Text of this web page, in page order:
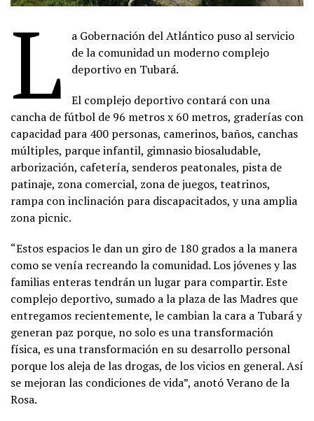
L
a Gobernación del Atlántico puso al servicio
de la comunidad un moderno complejo
deportivo en Tubará.
El complejo deportivo contará con una
cancha de fútbol de 96 metros x 60 metros, graderías con
capacidad para 400 personas, camerinos, baños, canchas
múltiples, parque infantil, gimnasio biosaludable,
arborización, cafetería, senderos peatonales, pista de
patinaje, zona comercial, zona de juegos, teatrinos,
rampa con inclinación para discapacitados, y una amplia
zona picnic.
“Estos espacios le dan un giro de 180 grados a la manera
como se venía recreando la comunidad. Los jóvenes y las
familias enteras tendrán un lugar para compartir. Este
complejo deportivo, sumado a la plaza de las Madres que
entregamos recientemente, le cambian la cara a Tubará y
generan paz porque, no solo es una transformación
física, es una transformación en su desarrollo personal
porque los aleja de las drogas, de los vicios en general. Así
se mejoran las condiciones de vida”, anotó Verano de la
Rosa.